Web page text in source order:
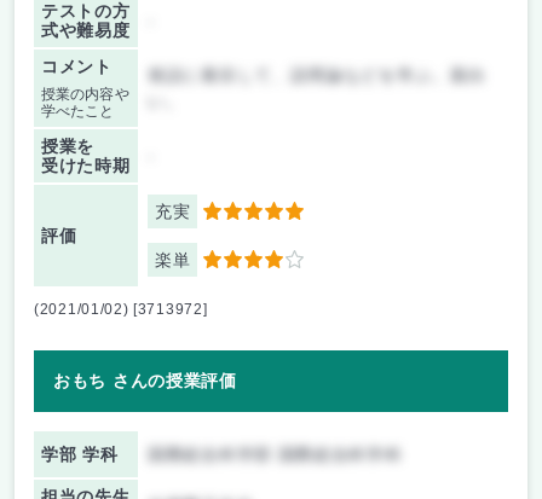
テストの方
式や難易度
コメント
授業の内容や
学べたこと
発話に着目して、語用論などを学ぶ。面白
授業を
受けた時期
評価
充実 5
楽単 4
(2021/01/02) [3713972]
おもち さんの授業評価
学部 学科 国際総合科学部 国際総合科学科